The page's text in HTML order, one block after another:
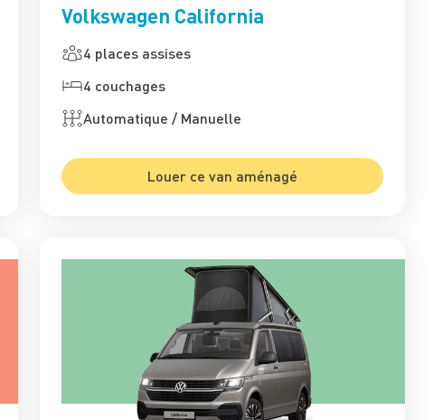
Volkswagen California
4 places assises
4 couchages
Automatique / Manuelle
Louer ce van aménagé